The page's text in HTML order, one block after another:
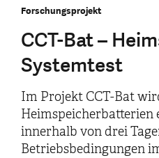
Forschungsprojekt
CCT-Bat –
Systemtest
Im Projekt CCT-Bat
innerhalb von drei
Betriebsbedingungen